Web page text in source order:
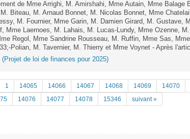
de Mme Arrighi, M. Amirshahi, Mme Autain, Mme Balage
Biteau, M. Arnaud Bonnet, M. Nicolas Bonnet, Mme
M. Fournier, Mme Garin, M. Damien Girard, M. Gustave,
Mme Laernoes, M. Lahais, M. Lucas-Lundy, Mme Ozenne,
Regol, Mme Sandrine Rousseau, M. Ruffin, Mme Sas,
Polian, M. Tavernier, M. Thierry et Mme Voynet - Après
de loi de finances pour 2025)
1 14065 14066 14067 14068 14069 14070
14076 14077 14078 15346 suivant »